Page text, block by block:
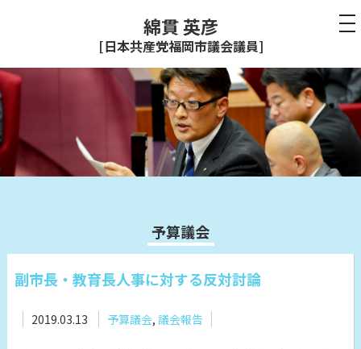
綿貫 英彦
[日本共産党福岡市議会議員]
予算議会
副市長・教育長人事に対する反対討論
2019.03.13 予算議会, 議会報告